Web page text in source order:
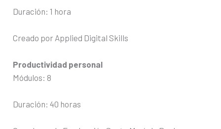
Duración: 1 hora
Creado por Applied Digital Skills
Productividad personal
Módulos: 8
Duración: 40 horas